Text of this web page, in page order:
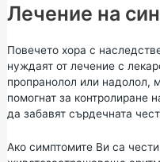
Лечение на
Повечето хора с
нуждаят от лечение с
пропранолол или надолол,
помогнат за контролиране
да забавят сърдечната
Ако симптомите Ви са